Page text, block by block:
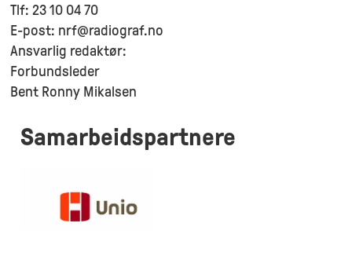
Tlf: 23 10 04 70
E-post: nrf@radiograf.no
Ansvarlig redaktør:
Forbundsleder
Bent Ronny Mikalsen
Samarbeidspartnere